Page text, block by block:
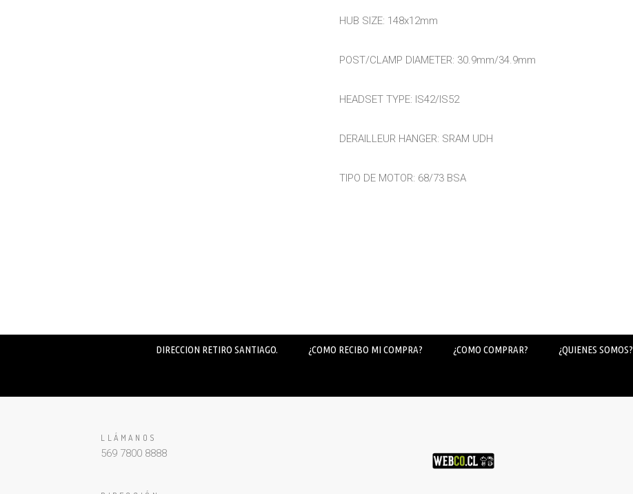
HUB SIZE: 148x12mm
POST/CLAMP DIAMETER: 30.9mm/34.9mm
HEADSET TYPE: IS42/IS52
DERAILLEUR HANGER: SRAM UDH
TIPO DE MOTOR: 68/73 BSA
DIRECCION RETIRO SANTIAGO. ¿COMO RECIBO MI COMPRA? ¿COMO COMPRAR? ¿QUIENES SOMOS?
LLÁMANOS
569 7800 8888